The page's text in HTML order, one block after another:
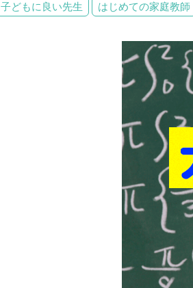
子どもに良い先生 はじめての家庭教師